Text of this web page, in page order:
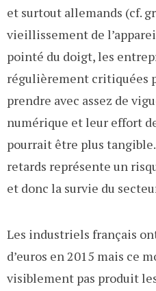
et surtout allemands (cf.
vieillissement de
pointé du doigt, les
régulièrement critiquées
prendre avec assez de
numérique et leur effort
pourrait être plus
retards représente un
et donc la survie du
Les industriels français
d’euros en 2015 mais ce
visiblement pas produit